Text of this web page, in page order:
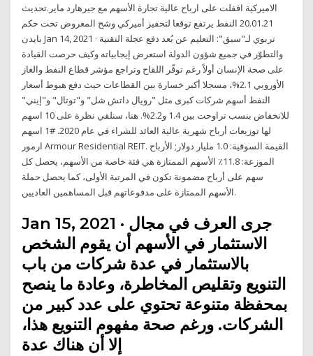
الاميركية اقفلت على ارباح عالية تجارة الأسهم مع جيرهارد ماير.تحديث
20.01.21 النفط يرتفع توقعا لتحفيز أميركي وشح المعروض تحت حكم
بايدن Jan 14, 2021 · تربوي لـ"سبق": التعليم عن بُعد دفع عجلة التقنية
والتطوّر في جميع شؤون الدولة استعرض إيجابياته وكيف حرصت القيادة
على صحة الإنسان أولاً رغم توفّر اللقاح وتراجع مؤشر قطاع النفط والغاز
الأوروبي 2.1%، مسجلا أكبر خسارة بين القطاعات حيث دفع هبوط أسعار
النفط أسهم شركات كبرى مثل "رويال داتش شل" و"توتال" و"إيني"
للانخفاض بنسب تراوحت بين 1.4 و2.2%. هنا، سنلقي نظرة على 10 اسهم
لها توزيعات أرباح شهرية عالية العائد للشراء في عام 2020. #1 اسهم
ارمور Armour Residential REIT. القيمة السوقية: 1.0 مليار دولار; الأرباح
الموزعة: 11.8٪ الأسهم الممتازة هي فئة خاصة من الأسهم، يحصل كل
سهم على أرباح مضمونة تكون في المرتبة الأولى، كما يحصل حملة
الأسهم الممتازة على مدفوعاتهم قبل المساهمين العاديين.
Jan 15, 2021 · جرى العرف في مجال
الاستثمار في الأسهم أن يقوم الشخص
بالاستثمار في عدة شركات من باب
التنويع وتقليص المخاطرة، وعادة ما ينصح
بمحفظة متنوعة تحتوي على عدد كبير من
الشركات. ورغم صحة مفهوم التنويع هذا،
إلا أن هناك عدة